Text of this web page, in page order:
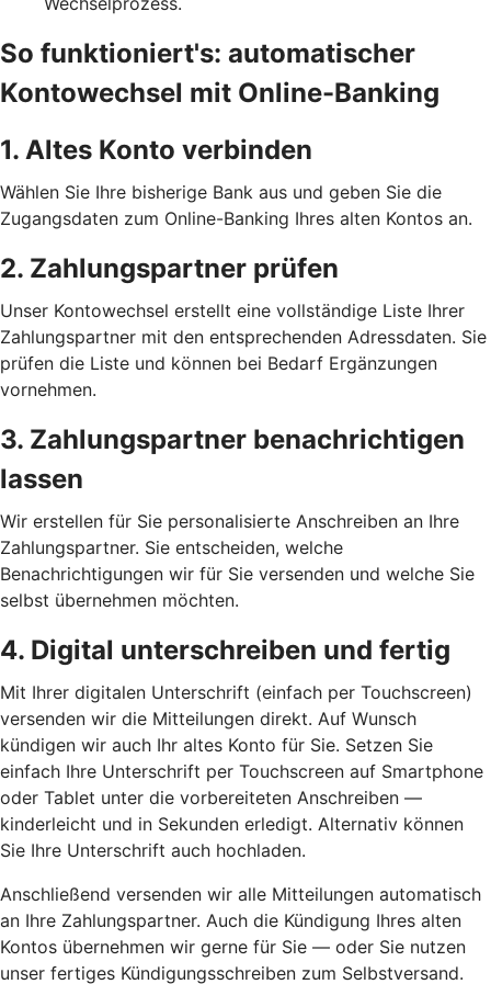
So funktioniert's: automatischer
Kontowechsel mit Online-Banking
1. Altes Konto verbinden
Wählen Sie Ihre bisherige Bank aus und geben Sie die
Zugangsdaten zum Online-Banking Ihres alten Kontos an.
2. Zahlungspartner prüfen
Unser Kontowechsel erstellt eine vollständige Liste Ihrer
Zahlungspartner mit den entsprechenden Adressdaten. Sie
prüfen die Liste und können bei Bedarf Ergänzungen
vornehmen.
3. Zahlungspartner benachrichtigen
lassen
Wir erstellen für Sie personalisierte Anschreiben an Ihre
Zahlungspartner. Sie entscheiden, welche
Benachrichtigungen wir für Sie versenden und welche Sie
selbst übernehmen möchten.
4. Digital unterschreiben und fertig
Mit Ihrer digitalen Unterschrift (einfach per Touchscreen)
versenden wir die Mitteilungen direkt. Auf Wunsch
kündigen wir auch Ihr altes Konto für Sie. Setzen Sie
einfach Ihre Unterschrift per Touchscreen auf Smartphone
oder Tablet unter die vorbereiteten Anschreiben —
kinderleicht und in Sekunden erledigt. Alternativ können
Sie Ihre Unterschrift auch hochladen.
Anschließend versenden wir alle Mitteilungen automatisch
an Ihre Zahlungspartner. Auch die Kündigung Ihres alten
Kontos übernehmen wir gerne für Sie — oder Sie nutzen
unser fertiges Kündigungsschreiben zum Selbstversand.